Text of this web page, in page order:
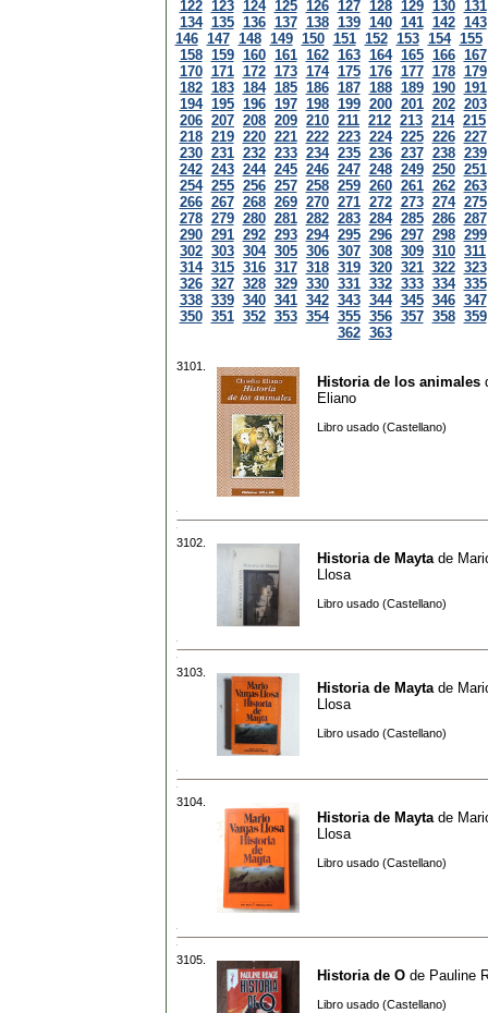
122 123 124 125 126 127 128 129 130 131
134 135 136 137 138 139 140 141 142 143
146 147 148 149 150 151 152 153 154 155
158 159 160 161 162 163 164 165 166 167
170 171 172 173 174 175 176 177 178 179
182 183 184 185 186 187 188 189 190 191
194 195 196 197 198 199 200 201 202 203
206 207 208 209 210 211 212 213 214 215
218 219 220 221 222 223 224 225 226 227
230 231 232 233 234 235 236 237 238 239
242 243 244 245 246 247 248 249 250 251
254 255 256 257 258 259 260 261 262 263
266 267 268 269 270 271 272 273 274 275
278 279 280 281 282 283 284 285 286 287
290 291 292 293 294 295 296 297 298 299
302 303 304 305 306 307 308 309 310 311
314 315 316 317 318 319 320 321 322 323
326 327 328 329 330 331 332 333 334 335
338 339 340 341 342 343 344 345 346 347
350 351 352 353 354 355 356 357 358 359
362 363
3101.
Historia de los animales
Eliano
Libro usado (Castellano)
3102.
Historia de Mayta de
Llosa
Libro usado (Castellano)
3103.
Historia de Mayta de
Llosa
Libro usado (Castellano)
3104.
Historia de Mayta de
Llosa
Libro usado (Castellano)
3105.
Historia de O de Pauline
Libro usado (Castellano)